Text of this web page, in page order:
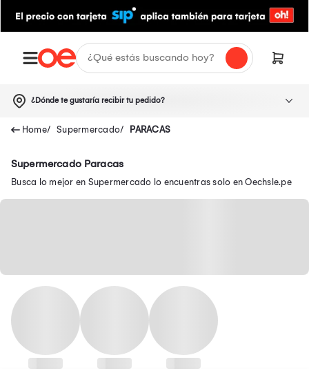
¿Dónde te gustaría recibir tu pedido?
Supermercado PARACAS
Supermercado Paracas
Busca lo mejor en Supermercado lo encuentras solo en Oechsle.pe